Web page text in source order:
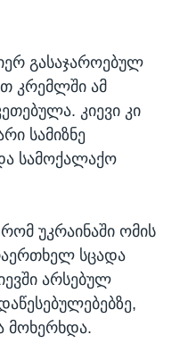
გასაჯაროებულ
კრემლში ამ
კიევი კი
სამიზნე
სამოქალაქო
უკრაინაში ომის
სცადა
არსებულ
მოხერხდა.